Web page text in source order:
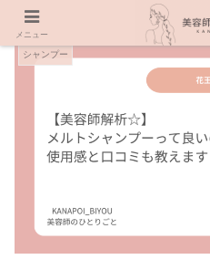
シャンプー
メニュー